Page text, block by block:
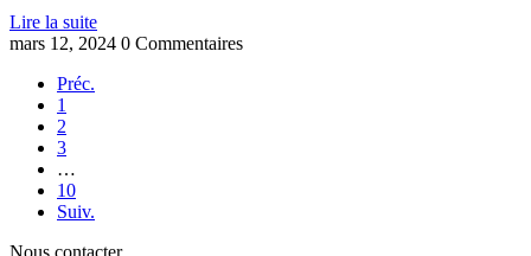
Lire la suite
mars 12, 2024 0 Commentaires
Préc.
1
2
3
…
10
Suiv.
Nous contacter